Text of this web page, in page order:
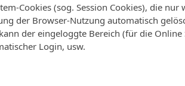
Cookies (sog. Session Cookies), die
der Browser-Nutzung automatisch
der eingeloggte Bereich (für die
Login, usw.